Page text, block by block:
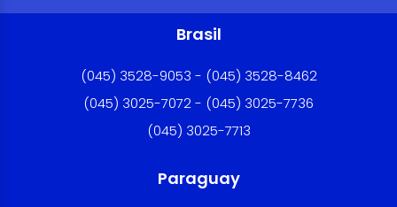
Brasil
(045) 3528-9053 - (045) 3528-8462
(045) 3025-7072 - (045) 3025-7736
(045) 3025-7713
Paraguay